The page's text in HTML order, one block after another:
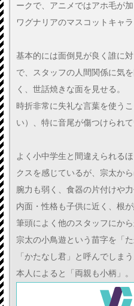
ークで、アニメではアホ毛が加
ワグナリアのマスコットキャラ
基本的には面倒見が良く誰に
で、スタッフの人間関係に気
く、世話焼きな面を見せる。
時折非常に失礼な言葉を使う
い）、特に音尾が傷つけられて
よく小中学生と間違えられる
クスを感じているが、宗太か
腕力も弱く、食器の片付けや力
内面・性格も子供に近く、根
筆頭によく他のスタッフにから
宗太の小鳥遊という苗字を「
「かたなし君」と呼んでしまう
本人によると「両親も小柄」。